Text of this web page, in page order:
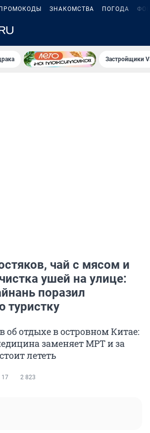
ПРОМОКОДЫ ЗНАКОМСТВА ПОГОДА
Застройщики
чай с мясом и
ушей на улице:
поразил
туристку
об отдыхе в островном Китае:
заменяет МРТ и за
лететь
17 2 823